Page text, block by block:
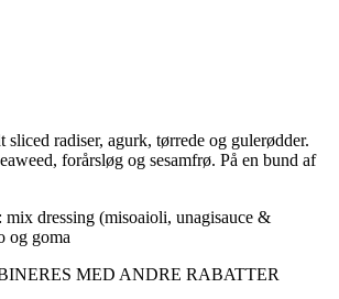
sliced radiser, agurk, tørrede og gulerødder.
forårsløg og sesamfrø. På en bund af
dressing (misoaioli, unagisauce &
og goma
MED ANDRE RABATTER